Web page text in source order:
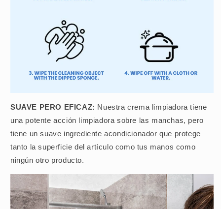
SUAVE PERO EFICAZ: Nuestra crema limpiadora tiene
una potente acción limpiadora sobre las manchas, pero
tiene un suave ingrediente acondicionador que protege
tanto la superficie del artículo como tus manos como
ningún otro producto.